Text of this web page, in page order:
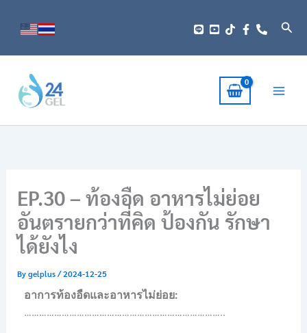
EP.30 – ท้องอืด อาหารไม่ย่อย
อันตรายกว่าที่คิด ป้องกัน รักษา
ได้ยังไง
Bygelplus/2024-12-25
อาการท้องอืดและอาหารไม่ย่อย:
……………………………………………………………………..